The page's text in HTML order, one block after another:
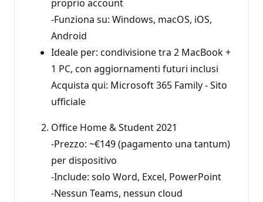
proprio account
-Funziona su: Windows, macOS, iOS,
Android
Ideale per: condivisione tra 2 MacBook +
1 PC, con aggiornamenti futuri inclusi
Acquista qui: Microsoft 365 Family - Sito
ufficiale
Office Home & Student 2021
-Prezzo: ~€149 (pagamento una tantum)
per dispositivo
-Include: solo Word, Excel, PowerPoint
-Nessun Teams, nessun cloud